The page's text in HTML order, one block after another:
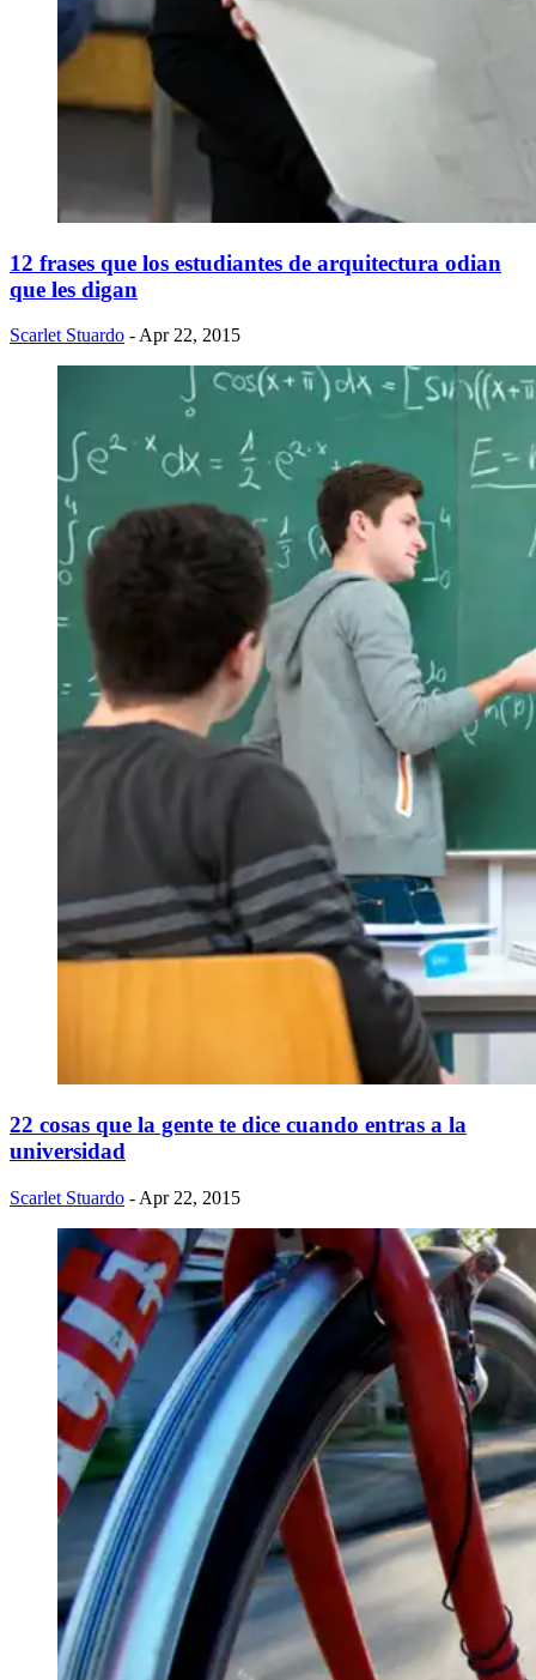
12 frases que los estudiantes de arquitectura odian
que les digan
Scarlet Stuardo - Apr 22, 2015
22 cosas que la gente te dice cuando entras a la
universidad
Scarlet Stuardo - Apr 22, 2015